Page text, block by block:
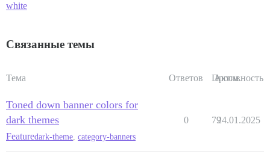
white
Связанные темы
Тема Ответов Просм.
Активность
Toned down banner colors for
dark themes
Featuredark-theme category-banners
0 7924.01.2025